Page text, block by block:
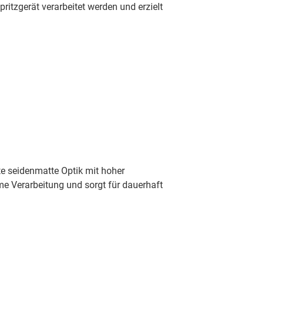
verarbeitet werden und erzielt
seidenmatte Optik mit hoher
Verarbeitung und sorgt für dauerhaft